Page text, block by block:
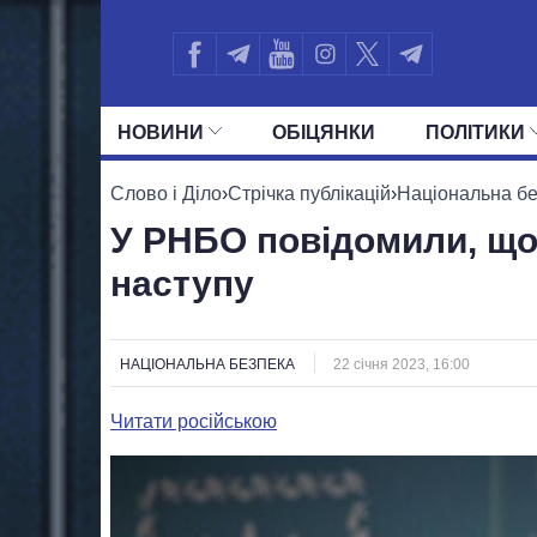
НОВИНИ ОБIЦЯНКИ ПОЛIТИКИ
УСІ ПОЛІТИКИ ПРЕЗИДЕНТ І
Слово і Діло›Стрічка публікацій›Національна
У РНБО повідомили, що
наступу
НАЦІОНАЛЬНА БЕЗПЕКА 22 січня 2023, 16:00
Читати російською